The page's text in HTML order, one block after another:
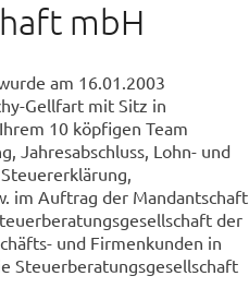
mbH
am 16.01.2003
Gellfart mit Sitz in
10 köpfigen Team
Jahresabschluss, Lohn- und
im Auftrag der Mandantschaft
der
und Firmenkunden in
Steuerberatungsgesellschaft